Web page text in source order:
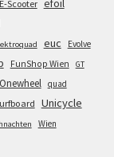
E-Scooter efoil
euc
Evolve
FunShop Wien GT
Onewheel quad
Unicycle
Wien